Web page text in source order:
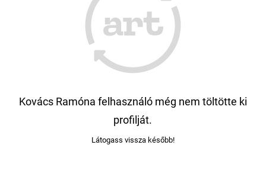
Kovács Ramóna felhasználó még nem töltötte ki
profilját.
Látogass vissza később!